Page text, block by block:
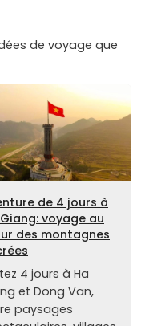
de voyage que
de 4 jours à
voyage au
des montagnes
4 jours à Ha
et Dong Van,
paysages